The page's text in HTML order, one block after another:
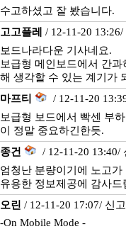
수고하셨고 잘 봤습니다.
고고플레
/ 12-11-20 13:26/
보드나라다운 기사네요.
보급형 메인보드에서 간
해 생각할 수 있는 계기가
마프티
/ 12-11-20
보급형 보드에서 빡센 부
이 정말 중요하긴한듯.
종건
/ 12-11-20 13:40/
엄청난 분량이기에 노고
유용한 정보제공에 감사드
오린 / 12-11-20 17:07/ 신고
-On Mobile Mode -